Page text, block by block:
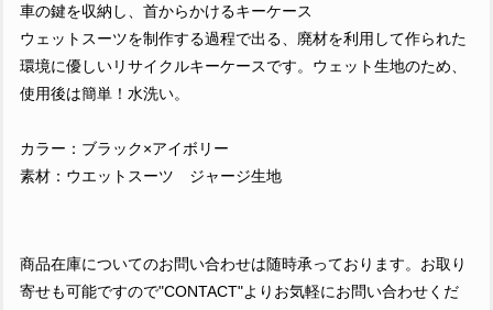
車の鍵を収納し、首からかけるキーケース
ウェットスーツを制作する過程で出る、廃材を利用して作られた
環境に優しいリサイクルキーケースです。ウェット生地のため、
使用後は簡単！水洗い。
カラー：ブラック×アイボリー
素材：ウエットスーツ ジャージ生地
商品在庫についてのお問い合わせは随時承っております。お取り
寄せも可能ですので"CONTACT"よりお気軽にお問い合わせくだ